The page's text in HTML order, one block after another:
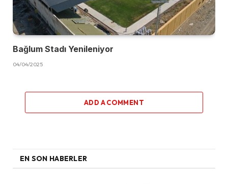
Bağlum Stadı Yenileniyor
04/04/2025
ADD A COMMENT
EN SON HABERLER